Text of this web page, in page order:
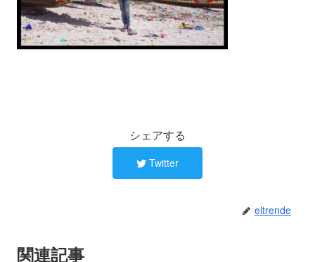
シェアする
Twitter
eltrende
関連記事